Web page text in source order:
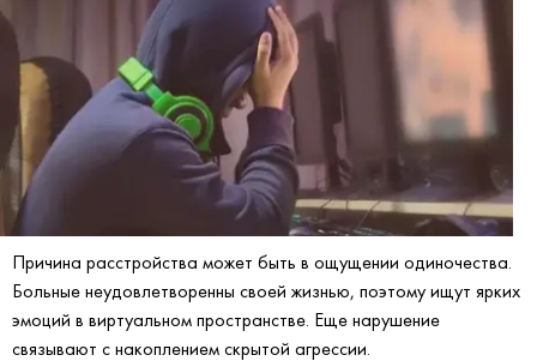
Причина расстройства может быть в ощущении одиночества.
Больные неудовлетворенны своей жизнью, поэтому ищут ярких
эмоций в виртуальном пространстве. Еще нарушение
связывают с накоплением скрытой агрессии.